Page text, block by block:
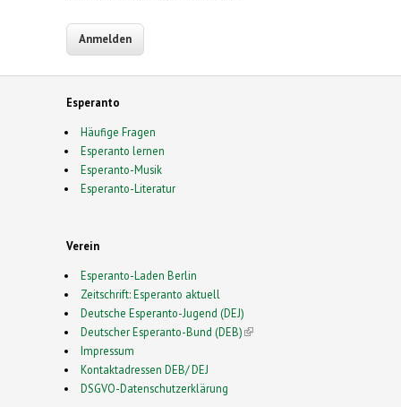
Esperanto
Häufige Fragen
Esperanto lernen
Esperanto-Musik
Esperanto-Literatur
Verein
Esperanto-Laden Berlin
Zeitschrift: Esperanto aktuell
Deutsche Esperanto-Jugend (DEJ)
Deutscher Esperanto-Bund (DEB)(link is external)
Impressum
Kontaktadressen DEB/ DEJ
DSGVO-Datenschutzerklärung